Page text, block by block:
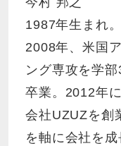
1987年生まれ
2008年、米国
ング専攻を学
卒業。2012年
会社UZUZを創
を軸に会社を